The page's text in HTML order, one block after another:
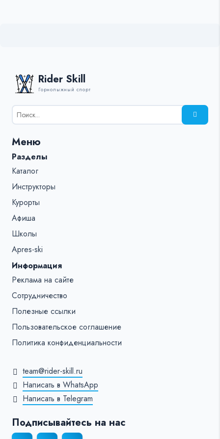
Rider Skill
Горнолыжный спорт
Результаты
поиска
%s:
Меню
Разделы
Каталог
Инструкторы
Курорты
Афиша
Школы
Apres-ski
Информация
Реклама на сайте
Сотрудничество
Полезные ссылки
Пользовательское соглашение
Политика конфиденциальности
team@rider-skill.ru
Написать в WhatsApp
Написать в Telegram
Подписывайтесь на нас